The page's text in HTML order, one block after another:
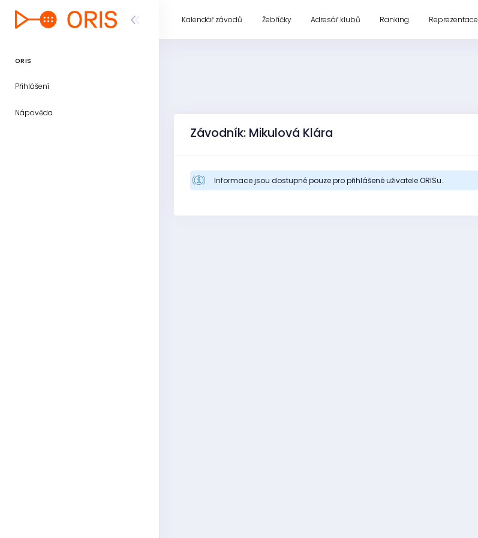
ORIS
Přihlášení
Nápověda
Kalendář závodů Žebříčky Adresář klubů Ranking Reprezentace
Závodník: Mikulová Klára
Informace jsou dostupné pouze pro přihlášené uživatele ORISu.